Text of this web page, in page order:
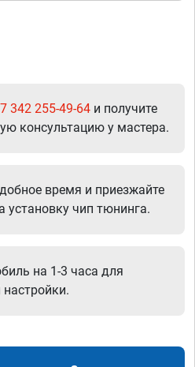
342 255-49-64 и получите
консультацию у мастера.
время и приезжайте
установку чип тюнинга.
на 1-3 часа для